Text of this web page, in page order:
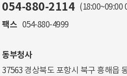
054-880-2114 (18:00~09:00
팩스 054-880-4999
동부청사
37563 경상북도 포항시 북구 흥해읍